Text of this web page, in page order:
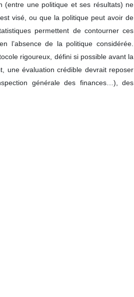
(entre une politique et ses résultats) ne
visé, ou que la politique peut avoir de
permettent de contourner ces
l’absence de la politique considérée.
rigoureux, défini si possible avant la
une évaluation crédible devrait reposer
générale des finances…), des